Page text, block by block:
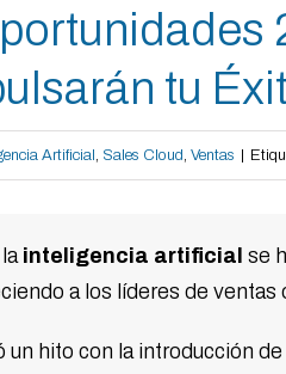
tu
Artificial , Sales Cloud, Ventas
inteligencia artificial se
a los líderes de
un hito con la introducción